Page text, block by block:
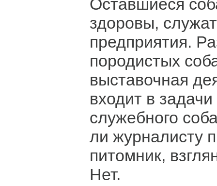
Оставшиеся
здоровы,
предприятия.
породистых
выставочная
входит в
служебного
ли журналисту
питомник,
Нет.